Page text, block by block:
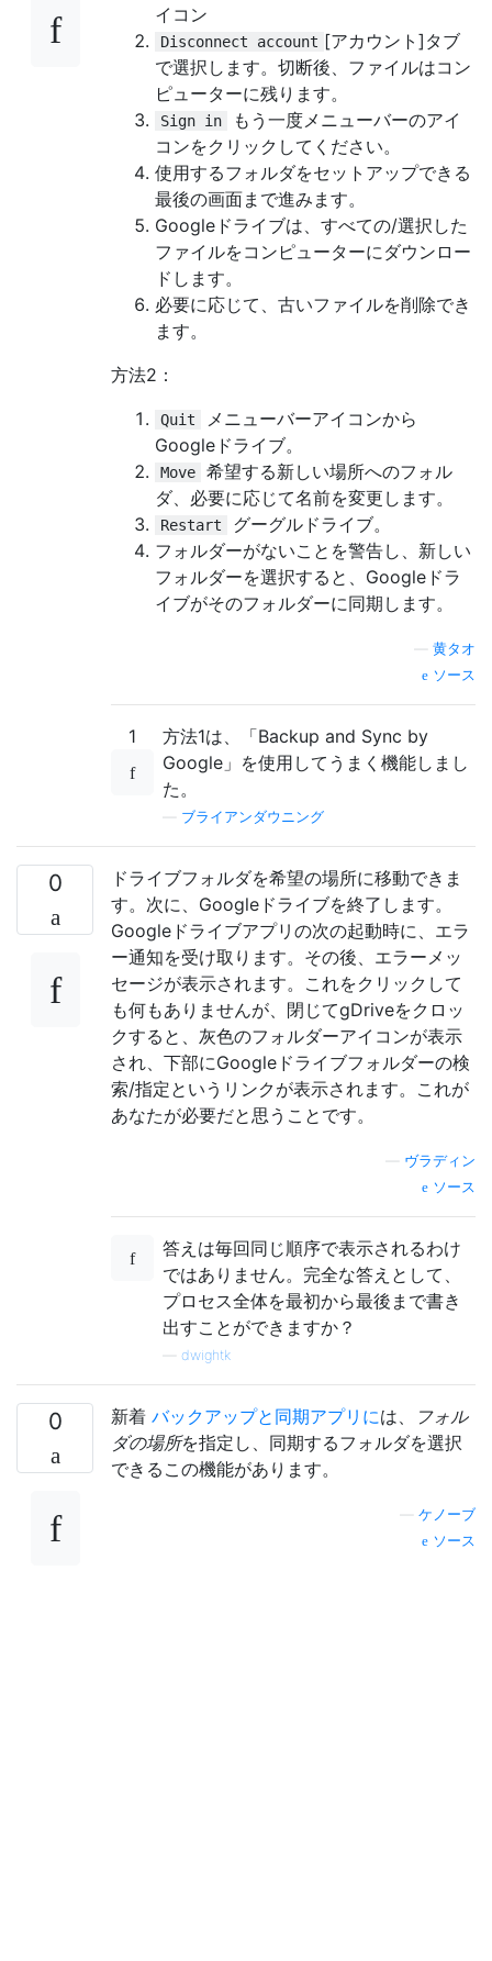
イコン
Disconnect account [アカウント]タブ
で選択します。切断後、ファイルはコン
ピューターに残ります。
Sign in
もう一度メニューバーのアイ
コンをクリックしてください。
使用するフォルダをセットアップできる
最後の画面まで進みます。
Googleドライブは、すべての/選択した
ファイルをコンピューターにダウンロー
ドします。
必要に応じて、古いファイルを削除でき
ます。
方法2：
Quit
メニューバーアイコンから
Googleドライブ。
Move
希望する新しい場所へのフォル
ダ、必要に応じて名前を変更します。
Restart
グーグルドライブ。
フォルダーがないことを警告し、新しい
フォルダーを選択すると、Googleドラ
イブがそのフォルダーに同期します。
黄タオ
ソース
1
方法1は、「Backup and Sync by
Google」を使用してうまく機能しまし
た。
ブライアンダウニング
0
ドライブフォルダを希望の場所に移動できま
す。次に、Googleドライブを終了します。
Googleドライブアプリの次の起動時に、エラ
ー通知を受け取ります。その後、エラーメッ
セージが表示されます。これをクリックして
も何もありませんが、閉じてgDriveをクロッ
クすると、灰色のフォルダーアイコンが表示
され、下部にGoogleドライブフォルダーの検
索/指定というリンクが表示されます。これが
あなたが必要だと思うことです。
ヴラディン
ソース
答えは毎回同じ順序で表示されるわけ
ではありません。完全な答えとして、
プロセス全体を最初から最後まで書き
出すことができますか？
dwightk
0 新着 バックアップと同期アプリには、
フォル
ダの場所を指定し、同期するフォルダを選択
できるこの機能があります。
ケノーブ
ソース